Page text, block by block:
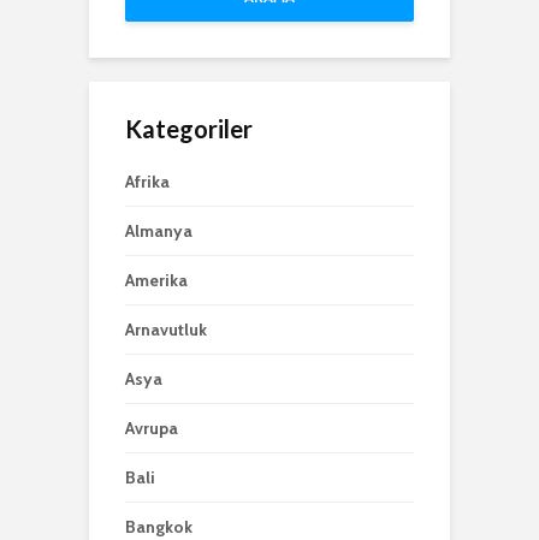
Kategoriler
Afrika
Almanya
Amerika
Arnavutluk
Asya
Avrupa
Bali
Bangkok